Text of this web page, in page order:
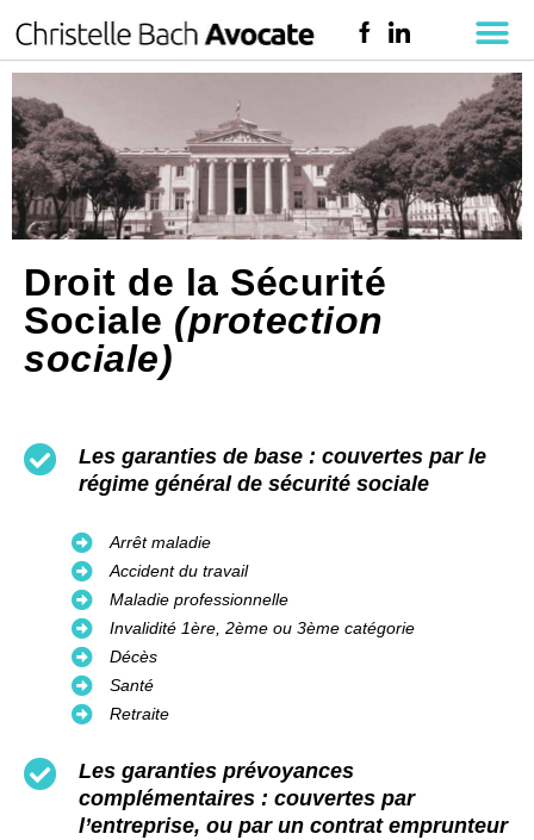
Droit de la Sécurité
Sociale (protection
sociale)
Les garanties de base : couvertes par le
régime général de sécurité sociale
Arrêt maladie
Accident du travail
Maladie professionnelle
Invalidité 1ère, 2ème ou 3ème catégorie
Décès
Santé
Retraite
Les garanties prévoyances
complémentaires : couvertes par
l’entreprise, ou par un contrat emprunteur